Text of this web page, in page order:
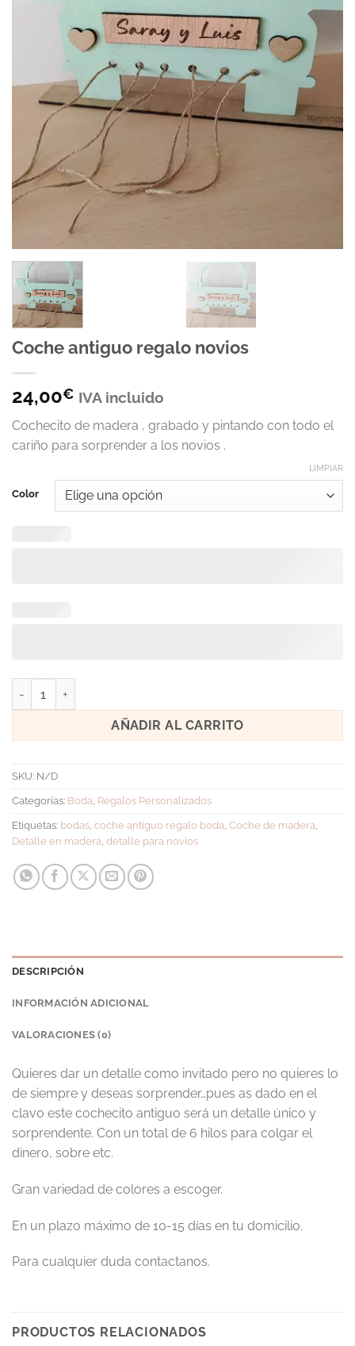
Coche antiguo regalo novios
24,00€ IVA incluido
Cochecito de madera , grabado y pintando con todo el
cariño para sorprender a los novios .
Color
LIMPIAR
AÑADIR AL CARRITO
SKU: N/D
Categorías: Boda Regalos Personalizados
Etiquetas: bodas coche antiguo regalo boda Coche de madera
Detalle en madera detalle para novios
DESCRIPCIÓN
INFORMACIÓN ADICIONAL
VALORACIONES (0)
Quieres dar un detalle como invitado pero no quieres lo
de siempre y deseas sorprender…pues as dado en el
clavo este cochecito antiguo será un detalle único y
sorprendente. Con un total de 6 hilos para colgar el
dinero, sobre etc.
Gran variedad de colores a escoger.
En un plazo máximo de 10-15 días en tu domicilio.
Para cualquier duda contactanos.
PRODUCTOS RELACIONADOS